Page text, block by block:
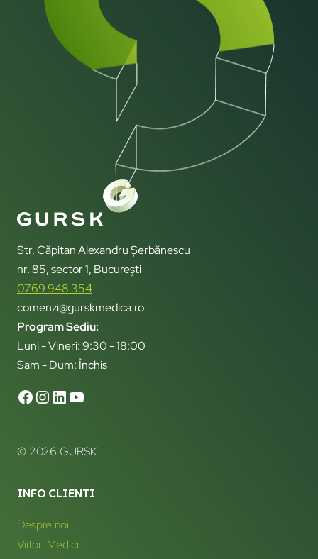
Str. Căpitan Alexandru Șerbănescu
nr. 85, sector 1, București
0769 948 354
comenzi@gurskmedica.ro
Program Sediu:
Luni - Vineri: 9:30 - 18:00
Sam - Dum: Închis
© 2026 GURSK
INFO CLIENTI
Despre noi
Viitori Medici